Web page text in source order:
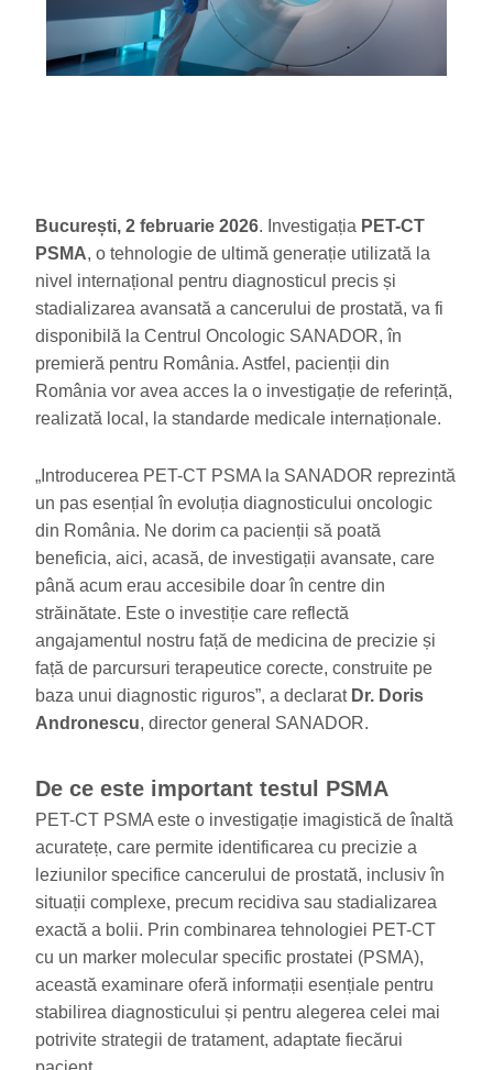
București, 2 februarie 2026. Investigația PET-CT
PSMA, o tehnologie de ultimă generație utilizată la
nivel internațional pentru diagnosticul precis și
stadializarea avansată a cancerului de prostată, va fi
disponibilă la Centrul Oncologic SANADOR, în
premieră pentru România. Astfel, pacienții din
România vor avea acces la o investigație de referință,
realizată local, la standarde medicale internaționale.
„Introducerea PET-CT PSMA la SANADOR reprezintă
un pas esențial în evoluția diagnosticului oncologic
din România. Ne dorim ca pacienții să poată
beneficia, aici, acasă, de investigații avansate, care
până acum erau accesibile doar în centre din
străinătate. Este o investiție care reflectă
angajamentul nostru față de medicina de precizie și
față de parcursuri terapeutice corecte, construite pe
baza unui diagnostic riguros”, a declarat Dr. Doris
Andronescu, director general SANADOR.
De ce este important testul PSMA
PET-CT PSMA este o investigație imagistică de înaltă
acuratețe, care permite identificarea cu precizie a
leziunilor specifice cancerului de prostată, inclusiv în
situații complexe, precum recidiva sau stadializarea
exactă a bolii. Prin combinarea tehnologiei PET-CT
cu un marker molecular specific prostatei (PSMA),
această examinare oferă informații esențiale pentru
stabilirea diagnosticului și pentru alegerea celei mai
potrivite strategii de tratament, adaptate fiecărui